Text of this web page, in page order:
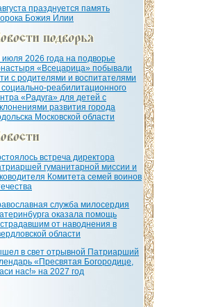
празднуется память
Божия Илии
июля 2026 года на подворье
«Всецарица» побывали
с родителями и воспитателями
социально-реабилитационного
«Радуга» для детей с
развития города
Московской области
встреча директора
гуманитарной миссии и
Комитета семей воинов
служба милосердия
оказала помощь
от наводнения в
области
в свет отрывной Патриарший
«Пресвятая Богородице,
нас!» на 2027 год